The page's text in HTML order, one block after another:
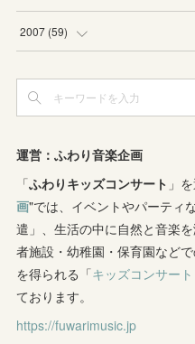
(3)
(3)
(2)
(1
(3
(2)
(1
(8)
(5 )
(9
(1)
(6)
(5)
(9
(4
(7 )
(8
(8)
(3)
(7)
(16 )
(
(7)
(
(8)
(6)
(4)
2007 (59)
(
(7)
( 4)
5)
(7)
(9)
運営：ふわり音楽企画
「ふわりキッズコンサート 」
画"では、イベントやパーティ
遣」、生活の中に自然と音楽
者施設・幼稚園・保育園など
を得られる「キッズコンサー
ております。
https://fuwarimusic.jp